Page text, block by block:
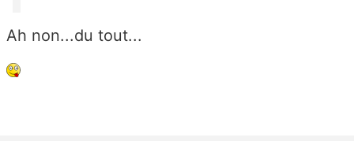
Ah non...du tout...